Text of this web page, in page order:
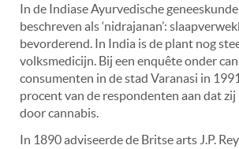
In de Indiase Ayurvedische
beschreven als ‘nidrajanan’:
bevorderend. In India is de plant nog
volksmedicijn. Bij een enquête onder
consumenten in de stad Varanasi in
procent van de respondenten aan dat
door cannabis.
In 1890 adviseerde de Britse arts J.P.